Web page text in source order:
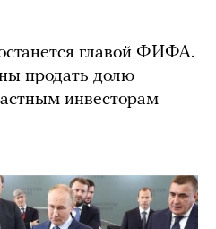
главой ФИФА.
продать долю
инвесторам